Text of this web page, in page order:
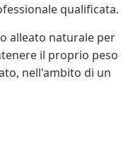
qualificata.
alleato naturale per
il proprio peso
nell'ambito di un